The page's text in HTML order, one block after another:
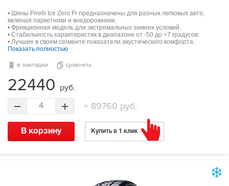
• Шины Pirelli Ice Zero Fr предназначены для разных легковых авто,
включая паркетники и внедорожники.
• Фрикционная модель для экстремальных зимних условий.
• Стабильность характеристик в диапазоне от -50 до +7 градусов.
• Лучшие в своем сегменте показатели акустического комфорта.
Показать полностью
в закладки сравнить
22440 руб.
4 =89760 руб.
В корзину Купить в 1 клик